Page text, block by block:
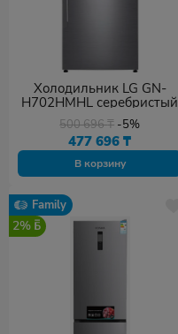
Холодильник LG GN-
H702HMHL серебристый
500 696₸ -5%
477 696₸
В корзину
Family
2%